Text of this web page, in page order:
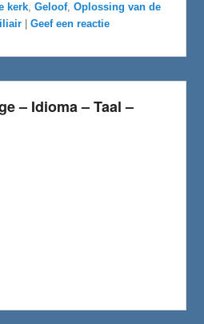
kerk,Geloof,Oplossing van de
|Geef een reactie
– Idioma – Taal –